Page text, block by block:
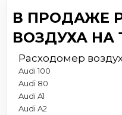
В ПРОДАЖЕ
ВОЗДУХА НА
Расходомер
Audi 100
Audi 80
Audi A1
Audi A2